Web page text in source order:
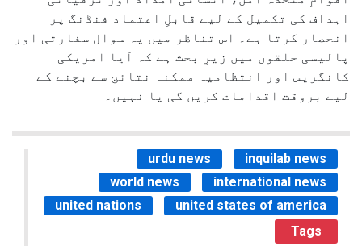
اہداف کی تکمیل کے لیے قابلِ اعتماد فنڈنگ پر
انحصار کرتا ہے۔ اس تناظر میں یہ سوال سفارتی اور
پالیسی حلقوں میں زیرِ بحث ہے کہ آیا امریکی
کانگریس اور انتظامیہ ممکنہ نتائج سے بچنے کے
لیے بروقت اقدامات کریں گی یا نہیں۔
urdu news
inquilab news
world news
international news
united nations
united states of america
Tags